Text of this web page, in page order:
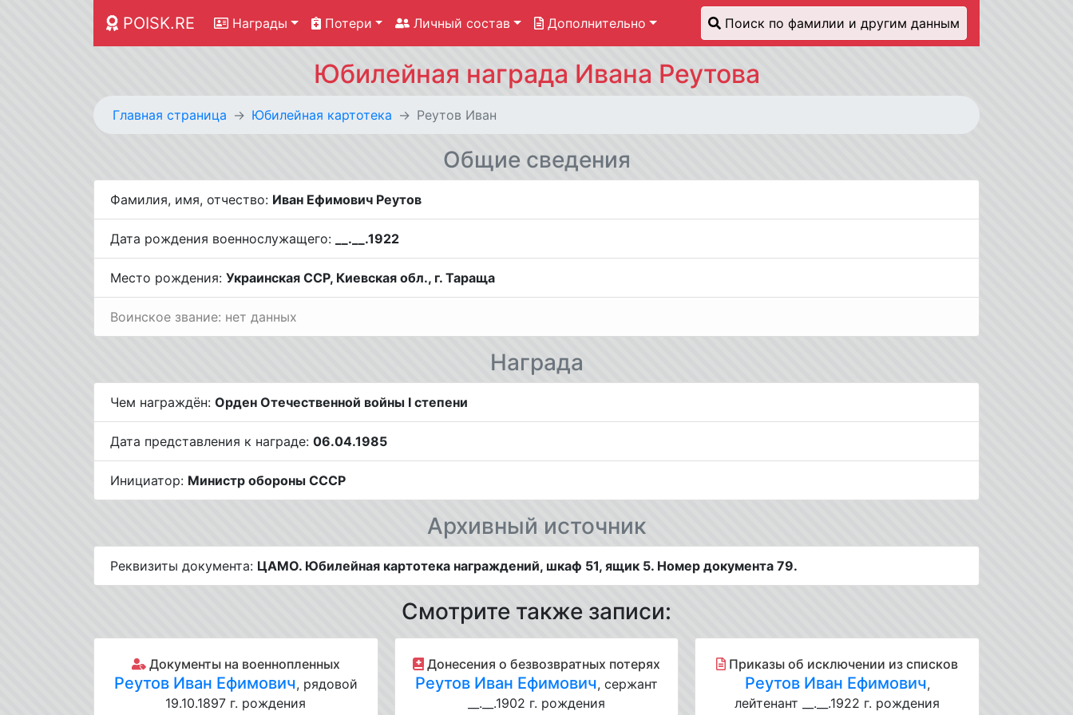
POISK.RE Награды Потери Личный состав Дополнительно Поиск по фамилии и другим данным
Юбилейная награда Ивана Реутова
Главная страница Юбилейная картотека Реутов Иван
Общие сведения
Фамилия, имя, отчество: Иван Ефимович Реутов
Дата рождения военнослужащего: __.__.1922
Место рождения: Украинская ССР, Киевская обл., г. Тараща
Воинское звание: нет данных
Награда
Чем награждён: Орден Отечественной войны I степени
Дата представления к награде: 06.04.1985
Инициатор: Министр обороны СССР
Архивный источник
Реквизиты документа: ЦАМО. Юбилейная картотека награждений, шкаф 51, ящик 5. Номер документа 79.
Смотрите также записи:
Документы на военнопленных
Реутов Иван Ефимович, рядовой
19.10.1897 г. рождения
Донесения о безвозвратных потерях
Реутов Иван Ефимович, сержант
__.__.1902 г. рождения
Приказы об исключении из списков
Реутов Иван Ефимович,
лейтенант __.__.1922 г. рождения